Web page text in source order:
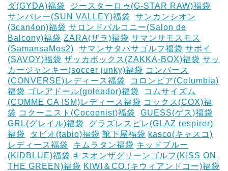
ダ(GYDA)福袋
ジースターロゥ(G-STAR RAW)福袋
サンバレー(SUN VALLEY)福袋
サンカンシオン
(3can4on)福袋 サロンドバルコニー(Salon de
Balcony)福袋 ZARA(ザラ)福袋 サマンサモスモス
(SamansaMos2)
サマンサタバサゴルフ福袋 サボイ
(SAVOY)福袋 ザッカボックス(ZAKKA-BOX)福袋 サッ
カージャンキー(soccer junky)福袋 コンバース
(CONVERSE)レディース福袋
コロンビア(Columbia)
福袋 ゴレアドール(goleador)福袋
コムサイズム
(COMME CA ISM)レディース福袋 コックス(COX)福
袋 コクーニスト(Cocoonist)福袋
GUESS(ゲス)福袋
GRL(グレイル)福袋
グラズレスピレ(GLAZ respirer)
福袋
タビオ(tabio)福袋 靴下屋福袋 kasco(キャスコ)
レディース福袋
キムラタン福袋 キッドブルー
(KIDBLUE)福袋 キスオンザグリーンゴルフ(KISS ON
THE GREEN)福袋 KIWI＆CO.(キウィアンドコー)福袋